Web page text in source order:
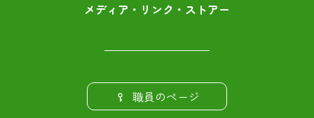
メディア・リンク・ストアー
職員のページ